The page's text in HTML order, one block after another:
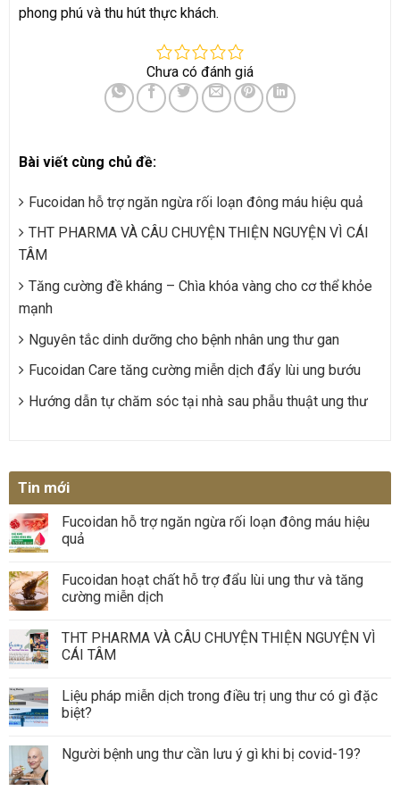
phong phú và thu hút thực khách.
Chưa có đánh giá
Bài viết cùng chủ đề:
Fucoidan hỗ trợ ngăn ngừa rối loạn đông máu hiệu quả
THT PHARMA VÀ CÂU CHUYỆN THIỆN NGUYỆN VÌ CÁI
TÂM
Tăng cường đề kháng – Chìa khóa vàng cho cơ thể khỏe
mạnh
Nguyên tắc dinh dưỡng cho bệnh nhân ung thư gan
Fucoidan Care tăng cường miễn dịch đẩy lùi ung bướu
Hướng dẫn tự chăm sóc tại nhà sau phẫu thuật ung thư
Tin mới
Fucoidan hỗ trợ ngăn ngừa rối loạn đông máu hiệu
quả
Fucoidan hoạt chất hỗ trợ đẩu lùi ung thư và tăng
cường miễn dịch
THT PHARMA VÀ CÂU CHUYỆN THIỆN NGUYỆN VÌ
CÁI TÂM
Liệu pháp miễn dịch trong điều trị ung thư có gì đặc
biệt?
Người bệnh ung thư cần lưu ý gì khi bị covid-19?